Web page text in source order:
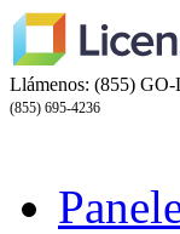
Llámenos: (855)
(855) 695-4236